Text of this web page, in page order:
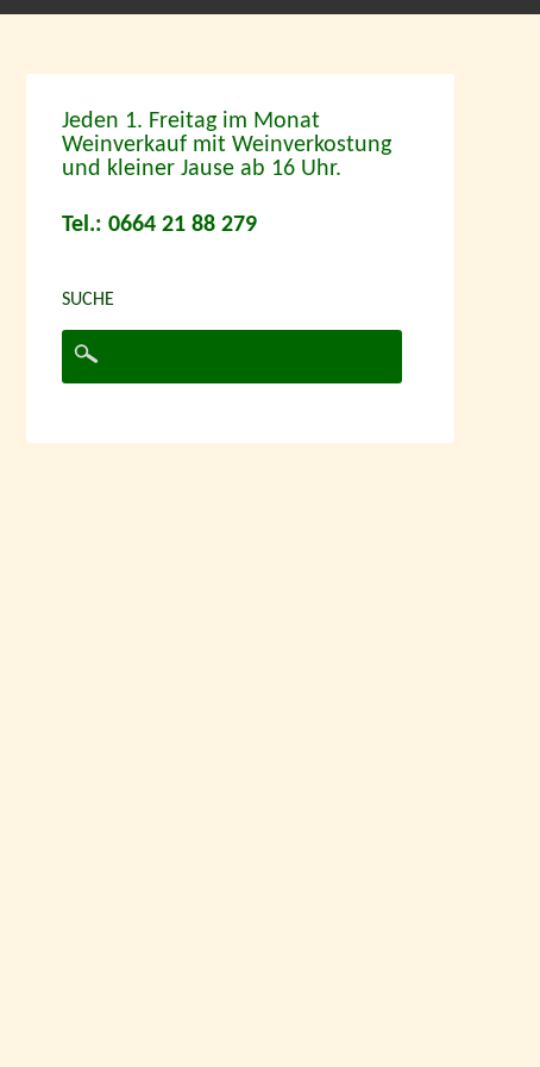
Jeden 1. Freitag im Monat
Weinverkauf mit Weinverkostung
und kleiner Jause ab 16 Uhr.
Tel.: 0664 21 88 279
SUCHE